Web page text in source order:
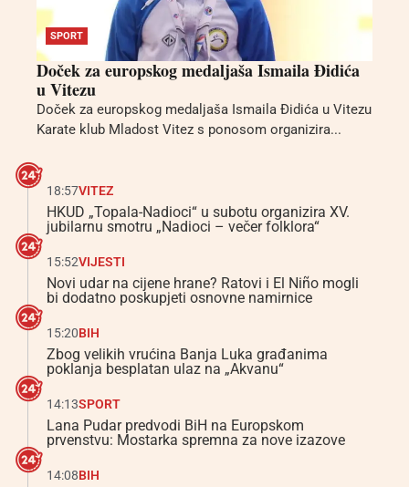
SPORT
Doček za europskog medaljaša Ismaila Đidića
u Vitezu
Doček za europskog medaljaša Ismaila Đidića u Vitezu
Karate klub Mladost Vitez s ponosom organizira...
18:57VITEZ
HKUD „Topala-Nadioci“ u subotu organizira XV.
jubilarnu smotru „Nadioci – večer folklora“
15:52VIJESTI
Novi udar na cijene hrane? Ratovi i El Niño mogli
bi dodatno poskupjeti osnovne namirnice
15:20BIH
Zbog velikih vrućina Banja Luka građanima
poklanja besplatan ulaz na „Akvanu“
14:13SPORT
Lana Pudar predvodi BiH na Europskom
prvenstvu: Mostarka spremna za nove izazove
14:08BIH